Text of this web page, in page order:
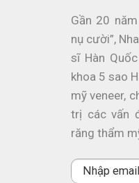
Gần 20
nụ cười”,
sĩ Hàn
khoa 5 sao
mỹ veneer,
trị các vấn
răng thẩm